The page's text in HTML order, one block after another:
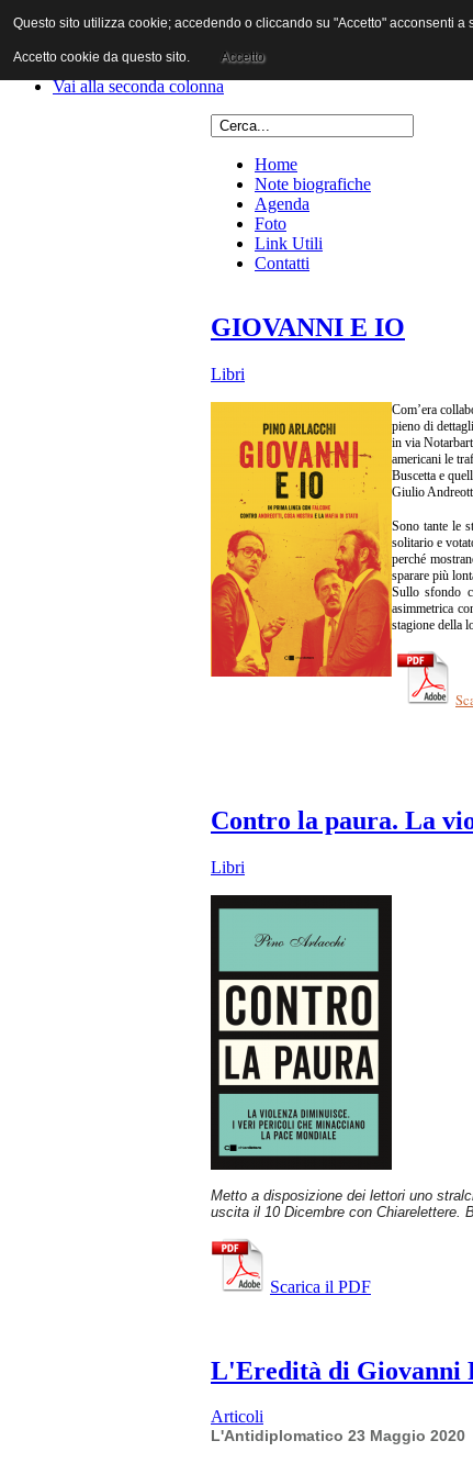
Vai al contenuto
Vai alla prima colonna
Vai alla seconda colonna
Home
Note biografiche
Agenda
Foto
Link Utili
Contatti
GIOVANNI E IO
Libri
Com’era
pieno di
in via
americani le
Buscetta e
Giulio
Sono tante le
solitario e
perché
sparare più
Sullo sfondo
asimmetrica
stagione della
Contro la paura. La
Libri
Metto a disposizione dei lettori uno
uscita il 10 Dicembre con Chiarelettere.
Scarica il PDF
L'Eredità di Giovanni
Articoli
L'Antidiplomatico 23 Maggio 2020
Questo sito utilizza cookie; accedendo o cliccando su "Accetto" acconsenti
Accetto cookie da questo sito. Accetto